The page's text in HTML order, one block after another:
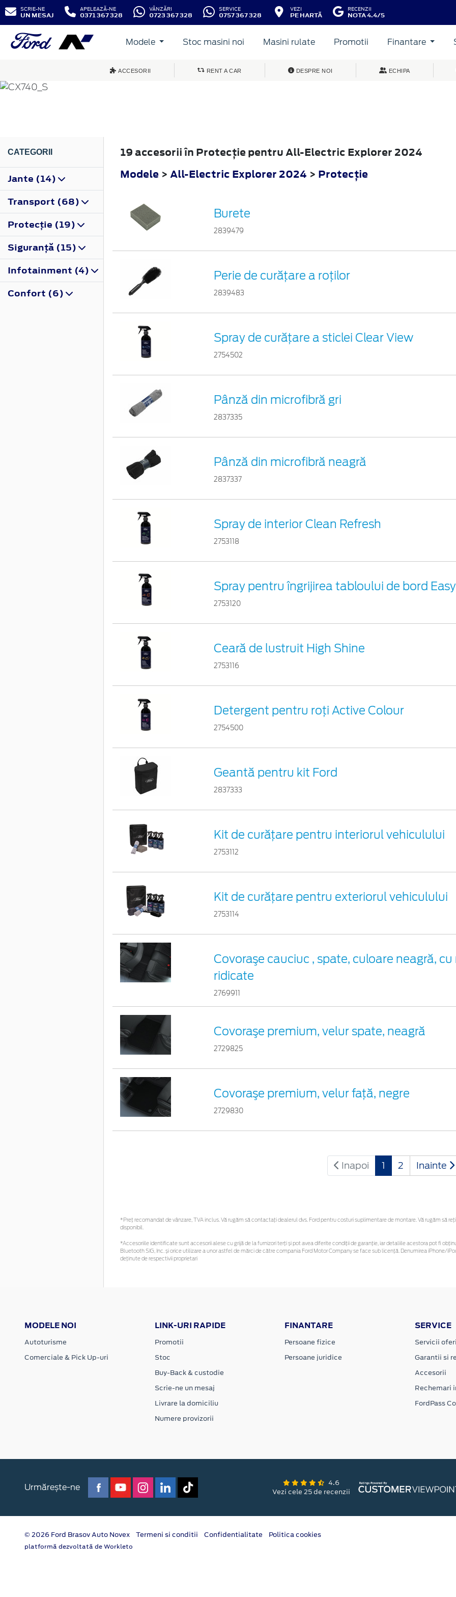
SCRIE-NE
UN MESAJ
APELEAZĂ-NE
0371 367 328
VÂNZĂRI
0723 367 328
SERVICE
0757 367 328
VEZI
PE HARTĂ
RECENZII
NOTA 4.4/5
Modele Stoc masini noi Masini rulate Promotii Finantare
ACCESORII RENT A CAR DESPRE NOI ECHIPA
ALL-ELECTRIC EXPLORER
CATEGORII
Jante (14)
Transport (68)
Protecţie (19)
Siguranţă (15)
Infotainment (4)
Confort (6)
19 accesorii în Protecţie pentru All-Electric Explorer 2024
Modele > All-Electric Explorer 2024 > Protecţie
Burete
2839479
Perie de curățare a roților
2839483
Spray de curățare a sticlei Clear View
2754502
Pânză din microfibră gri
2837335
Pânză din microfibră neagră
2837337
Spray de interior Clean Refresh
2753118
Spray pentru îngrijirea tabloului de bord
2753120
Ceară de lustruit High Shine
2753116
Detergent pentru roți Active Colour
2754500
Geantă pentru kit Ford
2837333
Kit de curățare pentru interiorul vehiculului
2753112
Kit de curățare pentru exteriorul vehiculului
2753114
Covoraşe cauciuc , spate, culoare neagră,
ridicate
2769911
Covoraşe premium, velur spate, neagră
2729825
Covoraşe premium, velur faţă, negre
2729830
Inapoi 1 2 Inainte
*Preţ recomandat de vânzare, TVA inclus. Vă rugăm să contactaţi dealerul dvs. Ford pentru costuri suplimentare de montare. Vă rugăm să
disponibil.
*Accesoriile identificate sunt accesorii alese cu grijă de la furnizori terți și pot avea diferite condiții de garanție, iar detaliile acestora pot fi
Bluetooth SIG, Inc. și orice utilizare a unor astfel de mărci de către compania Ford Motor Company se face sub licență. Denumirea iPhone/
deținute de respectivii proprietari
MODELE NOI
Autoturisme
Comerciale & Pick Up-uri
LINK-URI RAPIDE
Promotii
Stoc
Buy-Back & custodie
Scrie-ne un mesaj
Livrare la domiciliu
Numere provizorii
FINANTARE
Persoane fizice
Persoane juridice
SERVICE
Servicii
Garantii si
Accesorii
Rechemari
FordPass
Urmărește-ne
4.6
Vezi cele 25 de recenzii
© 2026 Ford Brasov Auto Novex Termeni si conditii Confidentialitate Politica cookies
platformă dezvoltată de Workleto